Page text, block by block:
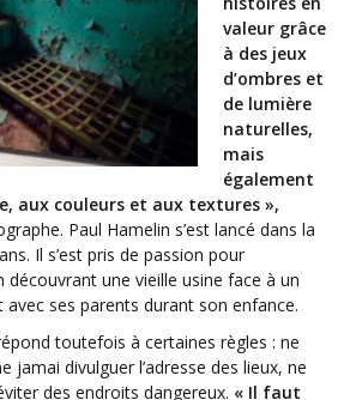
valeur grâce
à des jeux
d’ombres et
de lumière
naturelles,
mais
également
aux couleurs et aux textures »,
Paul Hamelin s’est lancé dans la
Il s’est pris de passion pour
découvrant une vieille usine face à un
ses parents durant son enfance.
toutefois à certaines règles : ne
jamai divulguer l’adresse des lieux, ne
des endroits dangereux. « Il faut